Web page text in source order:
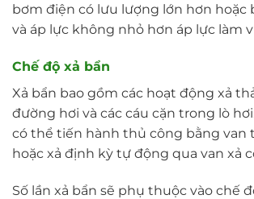
bơm điện có lưu lượng lớn hơn hoặc
và áp lực không nhỏ hơn áp lực làm
Chế độ xả bẩn
Xả bẩn bao gồm các hoạt động xả
đường hơi và các cáu cặn trong lò
có thể tiến hành thủ công bằng van
hoặc xả định kỳ tự động qua van xả
Số lần xả bẩn sẽ phụ thuộc vào chế